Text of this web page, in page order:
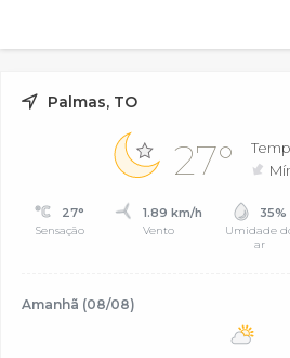
Palmas, TO
27°
27°
Sensação
1.89 km/h
Vento
35%
Umidade
ar
Amanhã (08/08)